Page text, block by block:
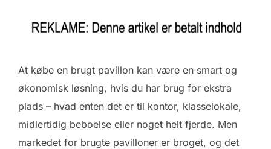
At købe en brugt pavillon kan være en smart og
økonomisk løsning, hvis du har brug for ekstra
plads – hvad enten det er til kontor, klasselokale,
midlertidig beboelse eller noget helt fjerde. Men
markedet for brugte pavilloner er broget, og det